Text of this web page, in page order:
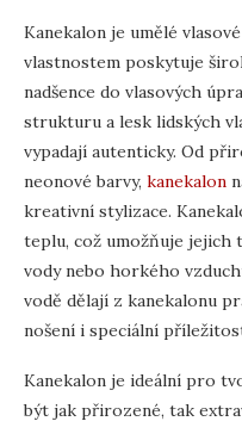
Kanekalon je umělé
vlastnostem poskytuje
nadšence do vlasových
strukturu a lesk lidských
vypadají autenticky. Od
neonové barvy, kanekalon
kreativní stylizace.
teplu, což umožňuje jejich
vody nebo horkého
vodě dělají z kanekalonu
nošení i speciální
Kanekalon je ideální pro
být jak přirozené, tak